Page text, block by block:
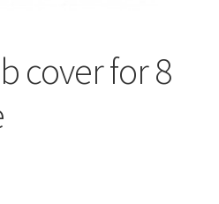
cover for 8